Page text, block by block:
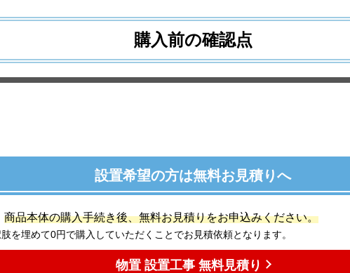
購入前の確認点
設置希望の方は無料お見積りへ
商品本体の購入手続き後、無料お見積りをお申込みください。
を埋めて0円で購入していただくことでお見積依頼となります。
物置 設置工事 無料見積り